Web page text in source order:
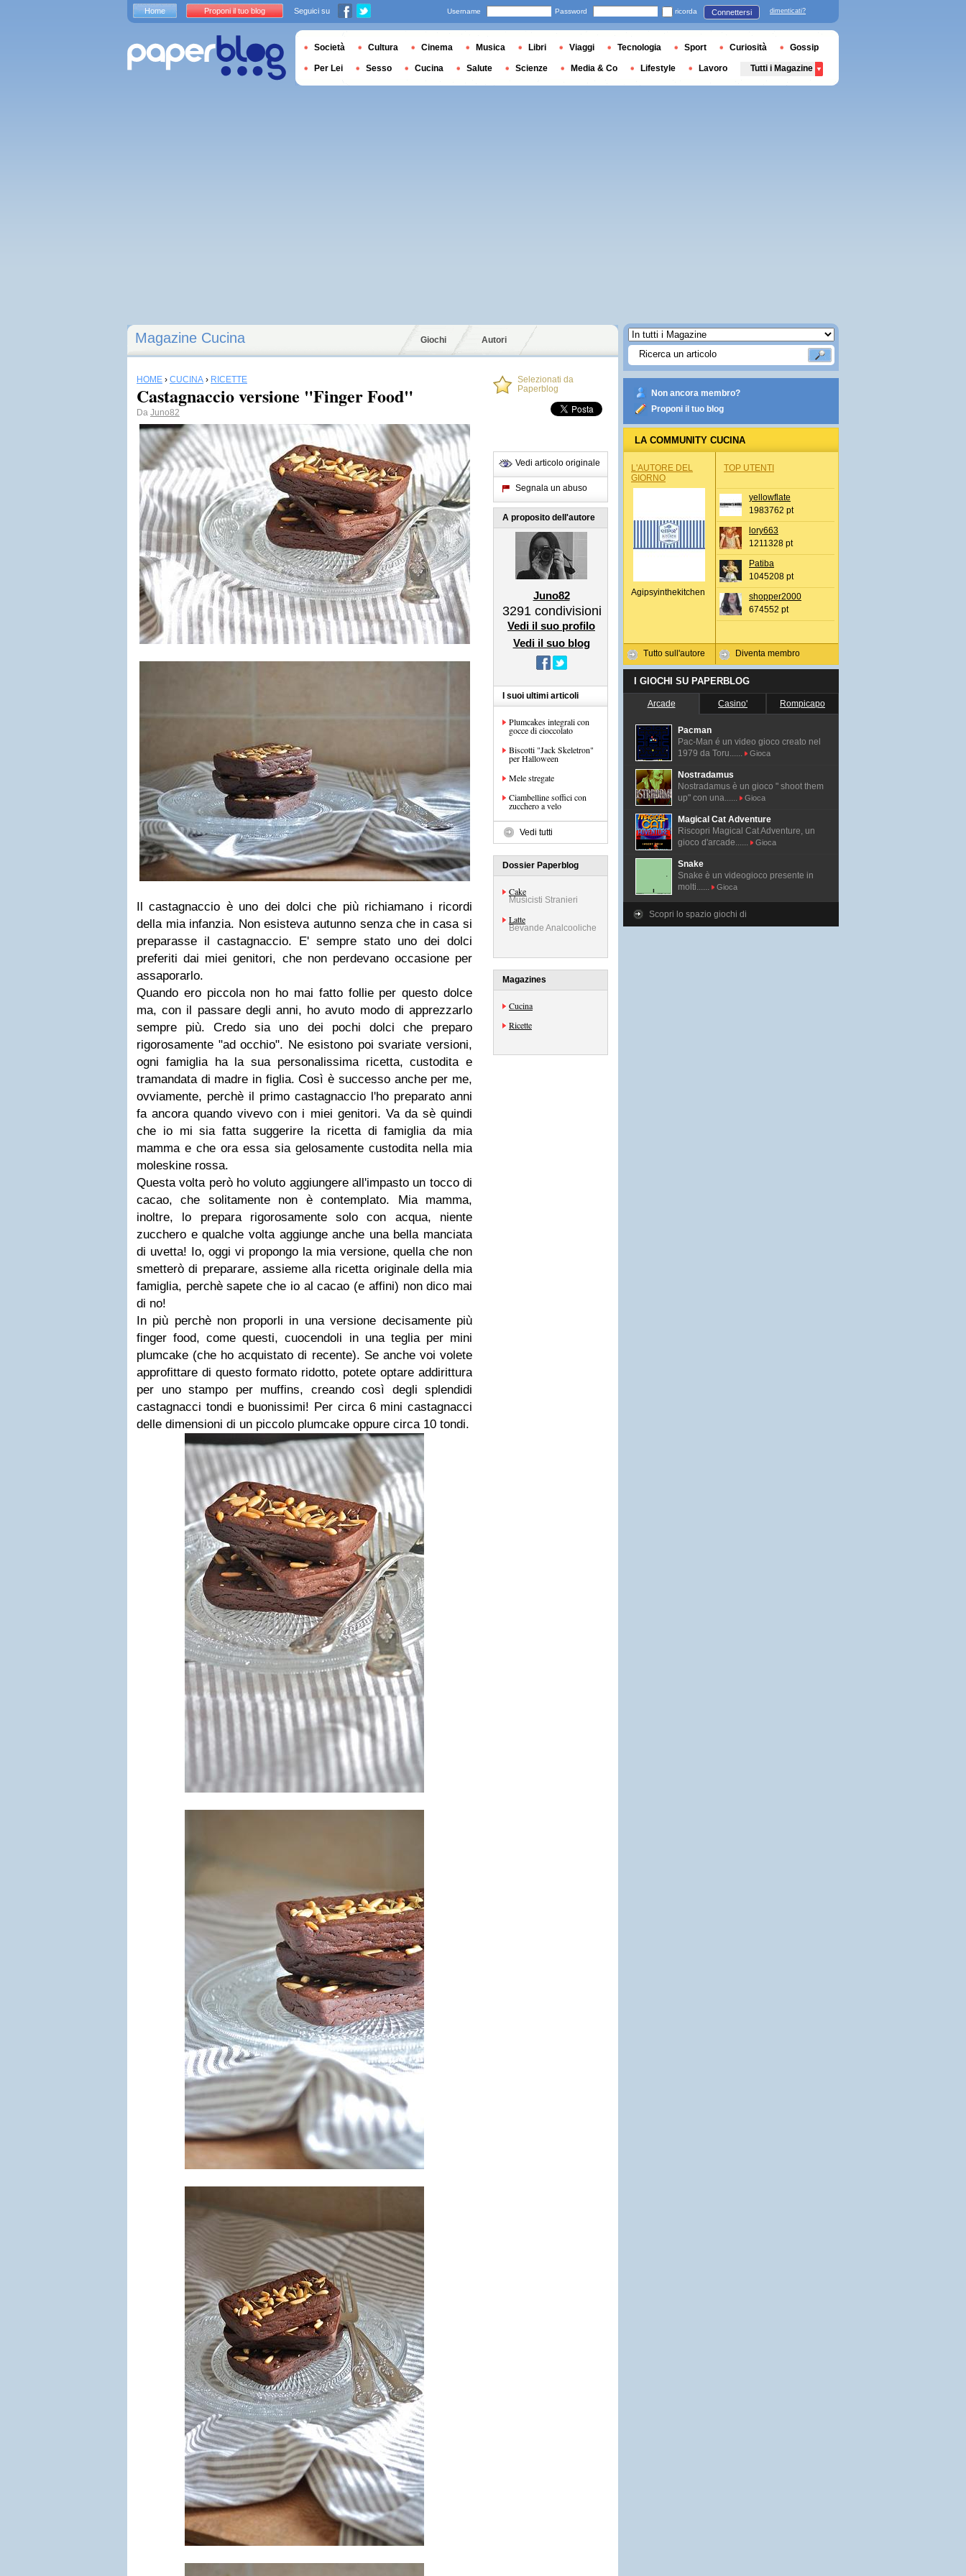
Magazine Cucina Giochi Autori
HOME › CUCINA › RICETTE
Castagnaccio versione "Finger Food"
Da Juno82
Il castagnaccio è uno dei dolci che più richiamano i ricordi
della mia infanzia. Non esisteva autunno senza che in casa si
preparasse il castagnaccio. E' sempre stato uno dei dolci
preferiti dai miei genitori, che non perdevano occasione per
assaporarlo.
Quando ero piccola non ho mai fatto follie per questo dolce
ma, con il passare degli anni, ho avuto modo di apprezzarlo
sempre più. Credo sia uno dei pochi dolci che preparo
rigorosamente "ad occhio". Ne esistono poi svariate versioni,
ogni famiglia ha la sua personalissima ricetta, custodita e
tramandata di madre in figlia. Così è successo anche per me,
ovviamente, perchè il primo castagnaccio l'ho preparato anni
fa ancora quando vivevo con i miei genitori. Va da sè quindi
che io mi sia fatta suggerire la ricetta di famiglia da mia
mamma e che ora essa sia gelosamente custodita nella mia
moleskine rossa.
Questa volta però ho voluto aggiungere all'impasto un tocco di
cacao, che solitamente non è contemplato. Mia mamma,
inoltre, lo prepara rigorosamente solo con acqua, niente
zucchero e qualche volta aggiunge anche una bella manciata
di uvetta! Io, oggi vi propongo la mia versione, quella che non
smetterò di preparare, assieme alla ricetta originale della mia
famiglia, perchè sapete che io al cacao (e affini) non dico mai
di no!
In più perchè non proporli in una versione decisamente più
finger food, come questi, cuocendoli in una teglia per mini
plumcake (che ho acquistato di recente). Se anche voi volete
approfittare di questo formato ridotto, potete optare addirittura
per uno stampo per muffins, creando così degli splendidi
castagnacci tondi e buonissimi! Per circa 6 mini castagnacci
delle dimensioni di un piccolo plumcake oppure circa 10 tondi.
Selezionati da
Paperblog
Vedi articolo originale
Segnala un abuso
A proposito dell'autore
Juno82
3291 condivisioni
Vedi il suo profilo
Vedi il suo blog
I suoi ultimi articoli
Plumcakes integrali con
gocce di cioccolato
Biscotti "Jack Skeletron"
per Halloween
Mele stregate
Ciambelline soffici con
zucchero a velo
Vedi tutti
Dossier Paperblog
Cake
Musicisti Stranieri
Latte
Bevande Analcooliche
Magazines
Cucina
Ricette
Non ancora membro?
Proponi il tuo blog
LA COMMUNITY CUCINA
L'AUTORE DEL
GIORNO
Agipsyinthekitchen
Tutto sull'autore
TOP UTENTI
yellowflate
1983762 pt
lory663
1211328 pt
Patiba
1045208 pt
shopper2000
674552 pt
Diventa membro
I GIOCHI SU PAPERBLOG
Arcade Casino' Rompicapo
Pacman
Pac-Man é un video gioco creato nel
1979 da Toru......
Gioca
Nostradamus
Nostradamus è un gioco " shoot them
up" con una......
Gioca
Magical Cat Adventure
Riscopri Magical Cat Adventure, un
gioco d'arcade......
Gioca
Snake
Snake è un videogioco presente in
molti......
Gioca
Scopri lo spazio giochi di
Home Proponi il tuo blog Seguici su Username Password ricorda Connettersi dimenticati?
Società Cultura Cinema Musica Libri Viaggi Tecnologia Sport Curiosità Gossip
Per Lei Sesso Cucina Salute Scienze Media & Co Lifestyle Lavoro Tutti i Magazine